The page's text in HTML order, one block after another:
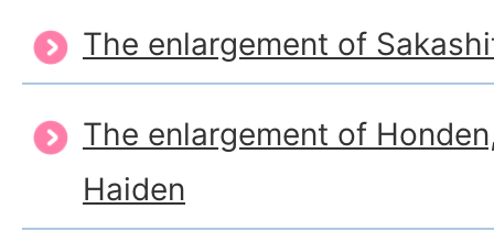
The enlargement of
The enlargement of
Haiden